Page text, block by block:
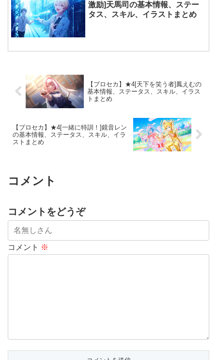
激励]天馬司の基本情報、ステー
タス、スキル、イラストまとめ
【プロセカ】★4[天下を笑う者]鳳えむの
基本情報、ステータス、スキル、イラス
トまとめ
【プロセカ】★4[一緒に特訓！]鏡音レン
の基本情報、ステータス、スキル、イラ
ストまとめ
コメント
コメントをどうぞ
コメント ※